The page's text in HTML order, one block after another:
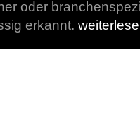
oder
erkannt.